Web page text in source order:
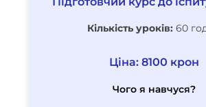
Кількість уроків:60
Ціна: 8100 крон
Чого я навчуся?